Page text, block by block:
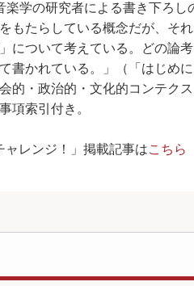
楽学の研究者による書き下ろ
もたらしている概念だが、そ
について考えている。どの論
書かれている。」（「はじめに
的・政治的・文化的コンテク
項索引付き。
ャレンジ！」掲載記事はこちら